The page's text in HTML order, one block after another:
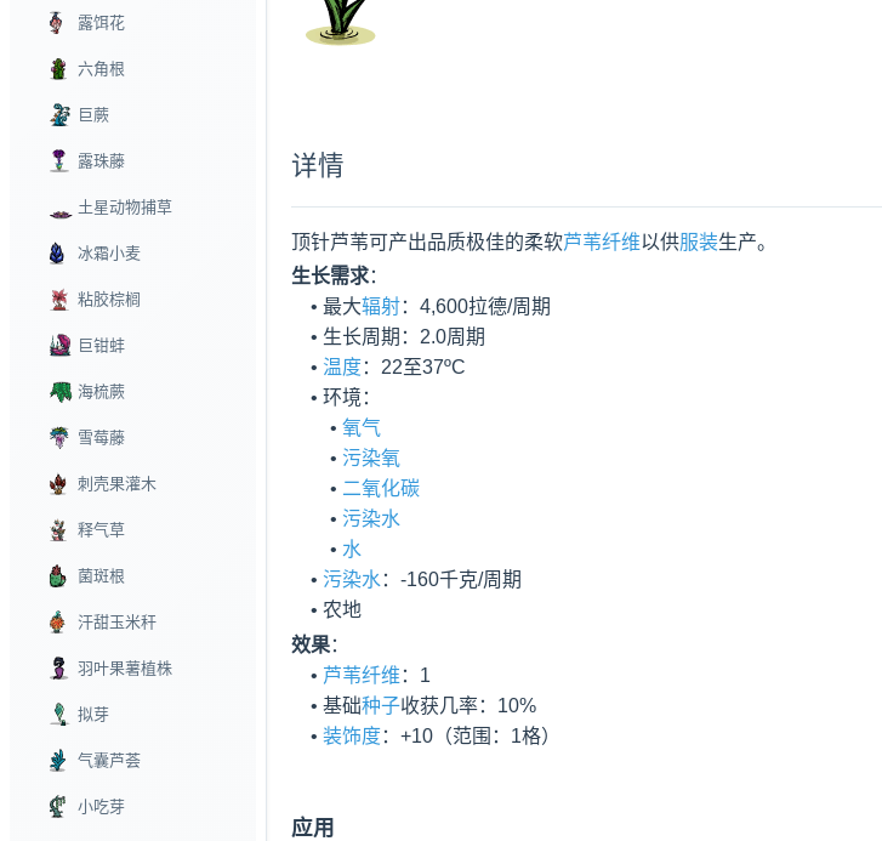
露饵花
六角根
巨蕨
露珠藤
土星动物捕草
冰霜小麦
粘胶棕榈
巨钳蚌
海梳蕨
雪莓藤
刺壳果灌木
释气草
菌斑根
汗甜玉米秆
羽叶果薯植株
拟芽
气囊芦荟
小吃芽
详情
顶针芦苇可产出品质极佳的柔软芦苇纤维以供服装生产。
生长需求：
    • 最大
辐射：4,600拉德/周期
    •
温度：22至37ºC
        •
氧气
        •
污染氧
        •
二氧化碳
        •
污染水
        •
水
    •
污染水 ：-160千克/周期
    • 农地
效果：
    •
芦苇纤维 ：1
    • 基础
种子收获几率：10%
    •
装饰度：+10（范围：1格）
应用